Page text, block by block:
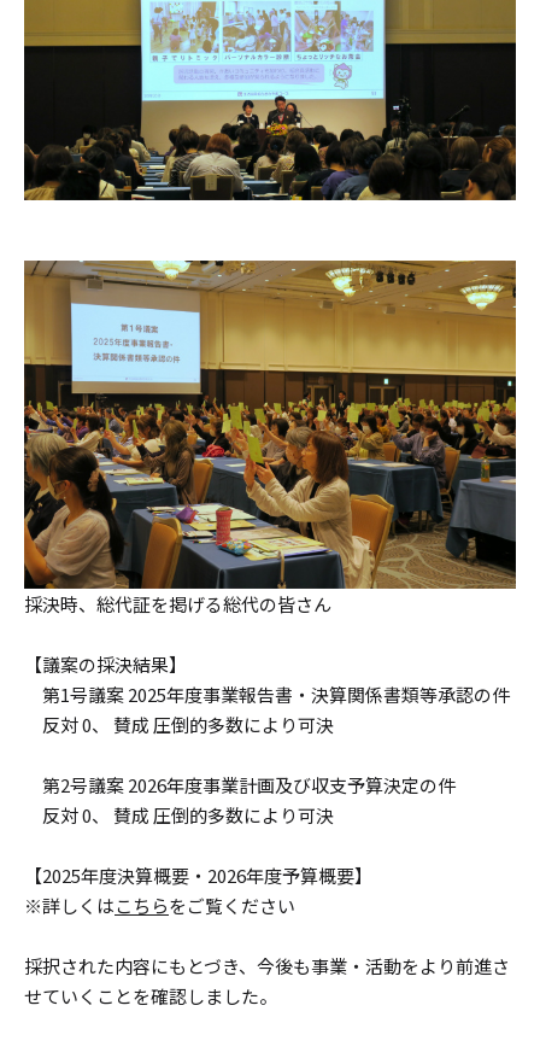
採決時、総代証を掲げる総代の皆さん
【議案の採決結果】
第1号議案 2025年度事業報告書・決算関係書類等承認の件
反対 0、 賛成 圧倒的多数により可決
第2号議案 2026年度事業計画及び収支予算決定の件
反対 0、 賛成 圧倒的多数により可決
【2025年度決算概要・2026年度予算概要】
※詳しくはこちらをご覧ください
採択された内容にもとづき、今後も事業・活動をより前進さ
せていくことを確認しました。